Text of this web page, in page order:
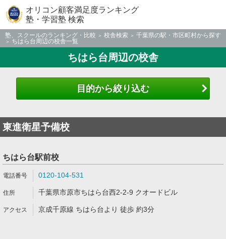
オリコン顧客満足度ランキング
塾・学習塾 検索
塾、スクールのランキング・比較 校舎検索
千葉県の駅・市区町村から探す
ちはら台周辺の校舎一覧
ちはら台周辺の校舎
目的から絞り込む
東進衛星予備校
ちはら台駅前校
0120-104-531
千葉県市原市ちはら台西2-2-9 クオードビル
京成千原線 ちはら台より 徒歩 約3分